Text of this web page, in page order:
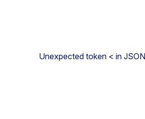
Unexpected token < in